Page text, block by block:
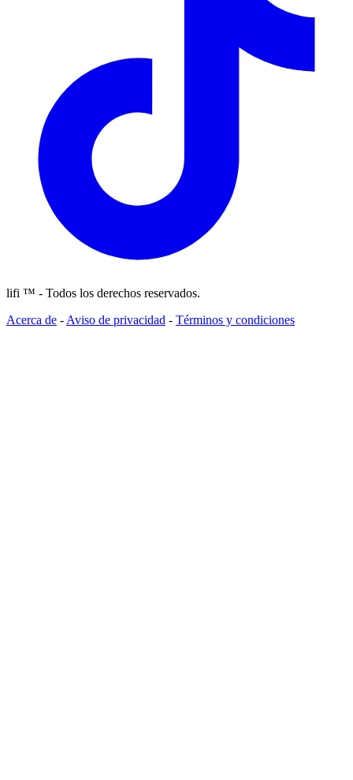
lifi ™ - Todos los derechos reservados.
Acerca de - Aviso de privacidad - Términos y condiciones